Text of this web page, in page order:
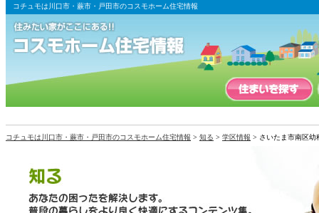
コチュモは川口市・蕨市・戸田市のコスモホーム住宅情報
コチュモは川口市・蕨市・戸田市のコスモホーム住宅情報 > 知る > 学区情報 > さいたま市南区幼